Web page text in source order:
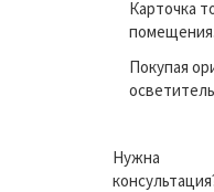
Карточка
Покупая
Нужна